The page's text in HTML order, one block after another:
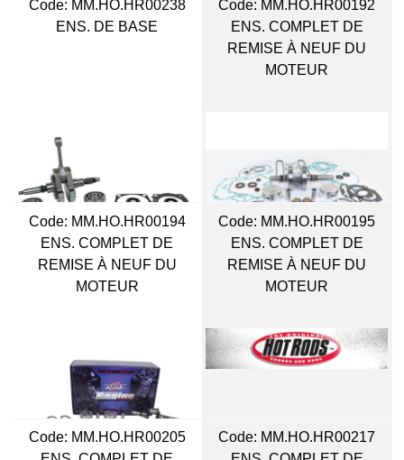
Code: MM.HO.HR00238
ENS. DE BASE
Code: MM.HO.HR00192
ENS. COMPLET DE
REMISE À NEUF DU
MOTEUR
Code: MM.HO.HR00194
ENS. COMPLET DE
REMISE À NEUF DU
MOTEUR
Code: MM.HO.HR00195
ENS. COMPLET DE
REMISE À NEUF DU
MOTEUR
Code: MM.HO.HR00205
Code: MM.HO.HR00217